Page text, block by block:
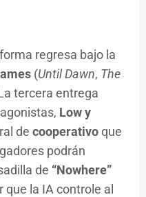
regresa bajo la
(Until Dawn, The
tercera entrega
Low y
de cooperativoque
podrán
de “Nowhere”
que la IA controle al